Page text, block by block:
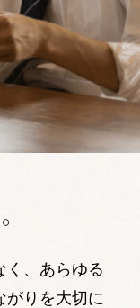
、 あらゆる
がりを大切に